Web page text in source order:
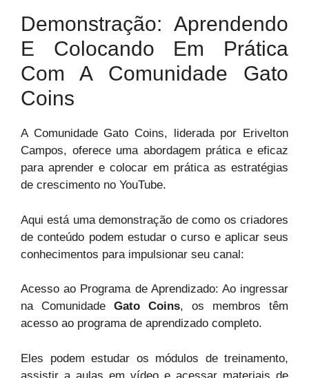
Demonstração: Aprendendo
E Colocando Em Prática
Com A Comunidade Gato
Coins
A Comunidade Gato Coins, liderada por Erivelton
Campos, oferece uma abordagem prática e eficaz
para aprender e colocar em prática as estratégias
de crescimento no YouTube.
Aqui está uma demonstração de como os criadores
de conteúdo podem estudar o curso e aplicar seus
conhecimentos para impulsionar seu canal:
Acesso ao Programa de Aprendizado: Ao ingressar
na Comunidade Gato Coins, os membros têm
acesso ao programa de aprendizado completo.
Eles podem estudar os módulos de treinamento,